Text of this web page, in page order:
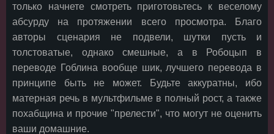
только начнете смотреть приготовьтесь к веселому
абсурду на протяжении всего просмотра. Благо
авторы сценария не подвели, шутки пусть и
толстоватые, однако смешные, а в Робоцып в
переводе Гоблина вообще шик, лучшего перевода в
принципе быть не может. Будьте аккуратны, ибо
матерная речь в мультфильме в полный рост, а также
похабщина и прочие "прелести", что могут не оценить
ваши домашние.